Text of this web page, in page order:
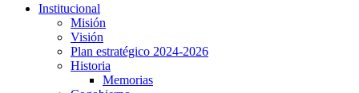
Institucional
Misión
Visión
Plan estratégico 2024-2026
Historia
Memorias